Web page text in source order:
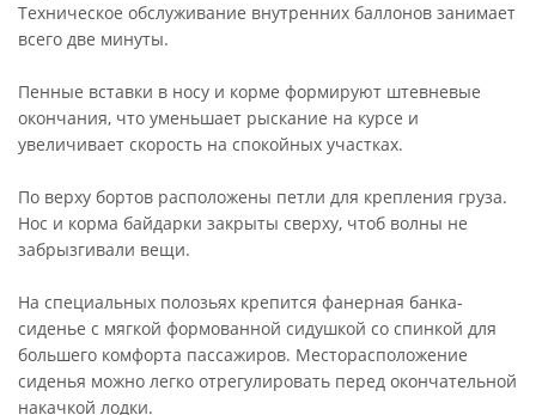
Техническое обслуживание внутренних баллонов занимает
всего две минуты.
Пенные вставки в носу и корме формируют штевневые
окончания, что уменьшает рыскание на курсе и
увеличивает скорость на спокойных участках.
По верху бортов расположены петли для крепления груза.
Нос и корма байдарки закрыты сверху, чтоб волны не
забрызгивали вещи.
На специальных полозьях крепится фанерная банка-
сиденье с мягкой формованной сидушкой со спинкой для
большего комфорта пассажиров. Месторасположение
сиденья можно легко отрегулировать перед окончательной
накачкой лодки.